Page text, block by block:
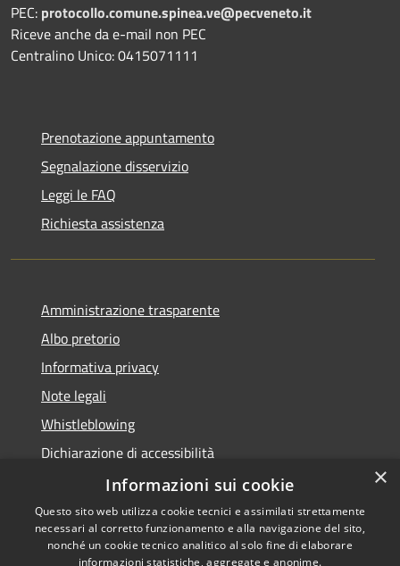
PEC: protocollo.comune.spinea.ve@pecveneto.it
Riceve anche da e-mail non PEC
Centralino Unico: 0415071111
Prenotazione appuntamento
Segnalazione disservizio
Leggi le FAQ
Richiesta assistenza
Amministrazione trasparente
Albo pretorio
Informativa privacy
Note legali
Whistleblowing
Dichiarazione di accessibilità
Obiettivi di accessibilità
×
Informazioni sui cookie
Questo sito web utilizza cookie tecnici e assimilati strettamente
necessari al corretto funzionamento e alla navigazione del sito,
nonché un cookie tecnico analitico al solo fine di elaborare
informazioni statistiche, aggregate e anonime.